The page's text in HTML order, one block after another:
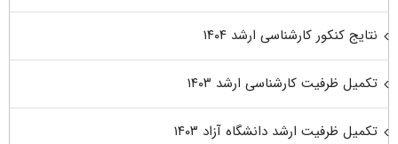
نتایج کنکور کارشناسی ارشد ۱۴۰۴
تکمیل ظرفیت کارشناسی ارشد ۱۴۰۳
تکمیل ظرفیت ارشد دانشگاه آزاد ۱۴۰۳